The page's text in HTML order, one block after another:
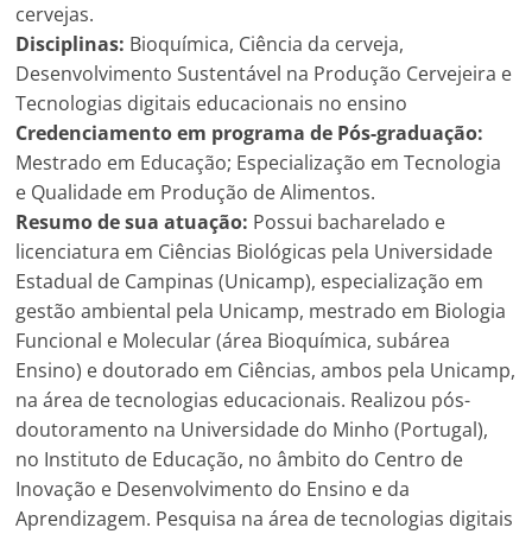
cervejas.
Disciplinas: Bioquímica, Ciência da cerveja,
Desenvolvimento Sustentável na Produção Cervejeira e
Tecnologias digitais educacionais no ensino
Credenciamento em programa de Pós-graduação:
Mestrado em Educação; Especialização em Tecnologia
e Qualidade em Produção de Alimentos.
Resumo de sua atuação: Possui bacharelado e
licenciatura em Ciências Biológicas pela Universidade
Estadual de Campinas (Unicamp), especialização em
gestão ambiental pela Unicamp, mestrado em Biologia
Funcional e Molecular (área Bioquímica, subárea
Ensino) e doutorado em Ciências, ambos pela Unicamp,
na área de tecnologias educacionais. Realizou pós-
doutoramento na Universidade do Minho (Portugal),
no Instituto de Educação, no âmbito do Centro de
Inovação e Desenvolvimento do Ensino e da
Aprendizagem. Pesquisa na área de tecnologias digitais